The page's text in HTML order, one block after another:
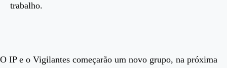
trabalho.
O IP e o Vigilantes começarão um novo grupo, na próxima